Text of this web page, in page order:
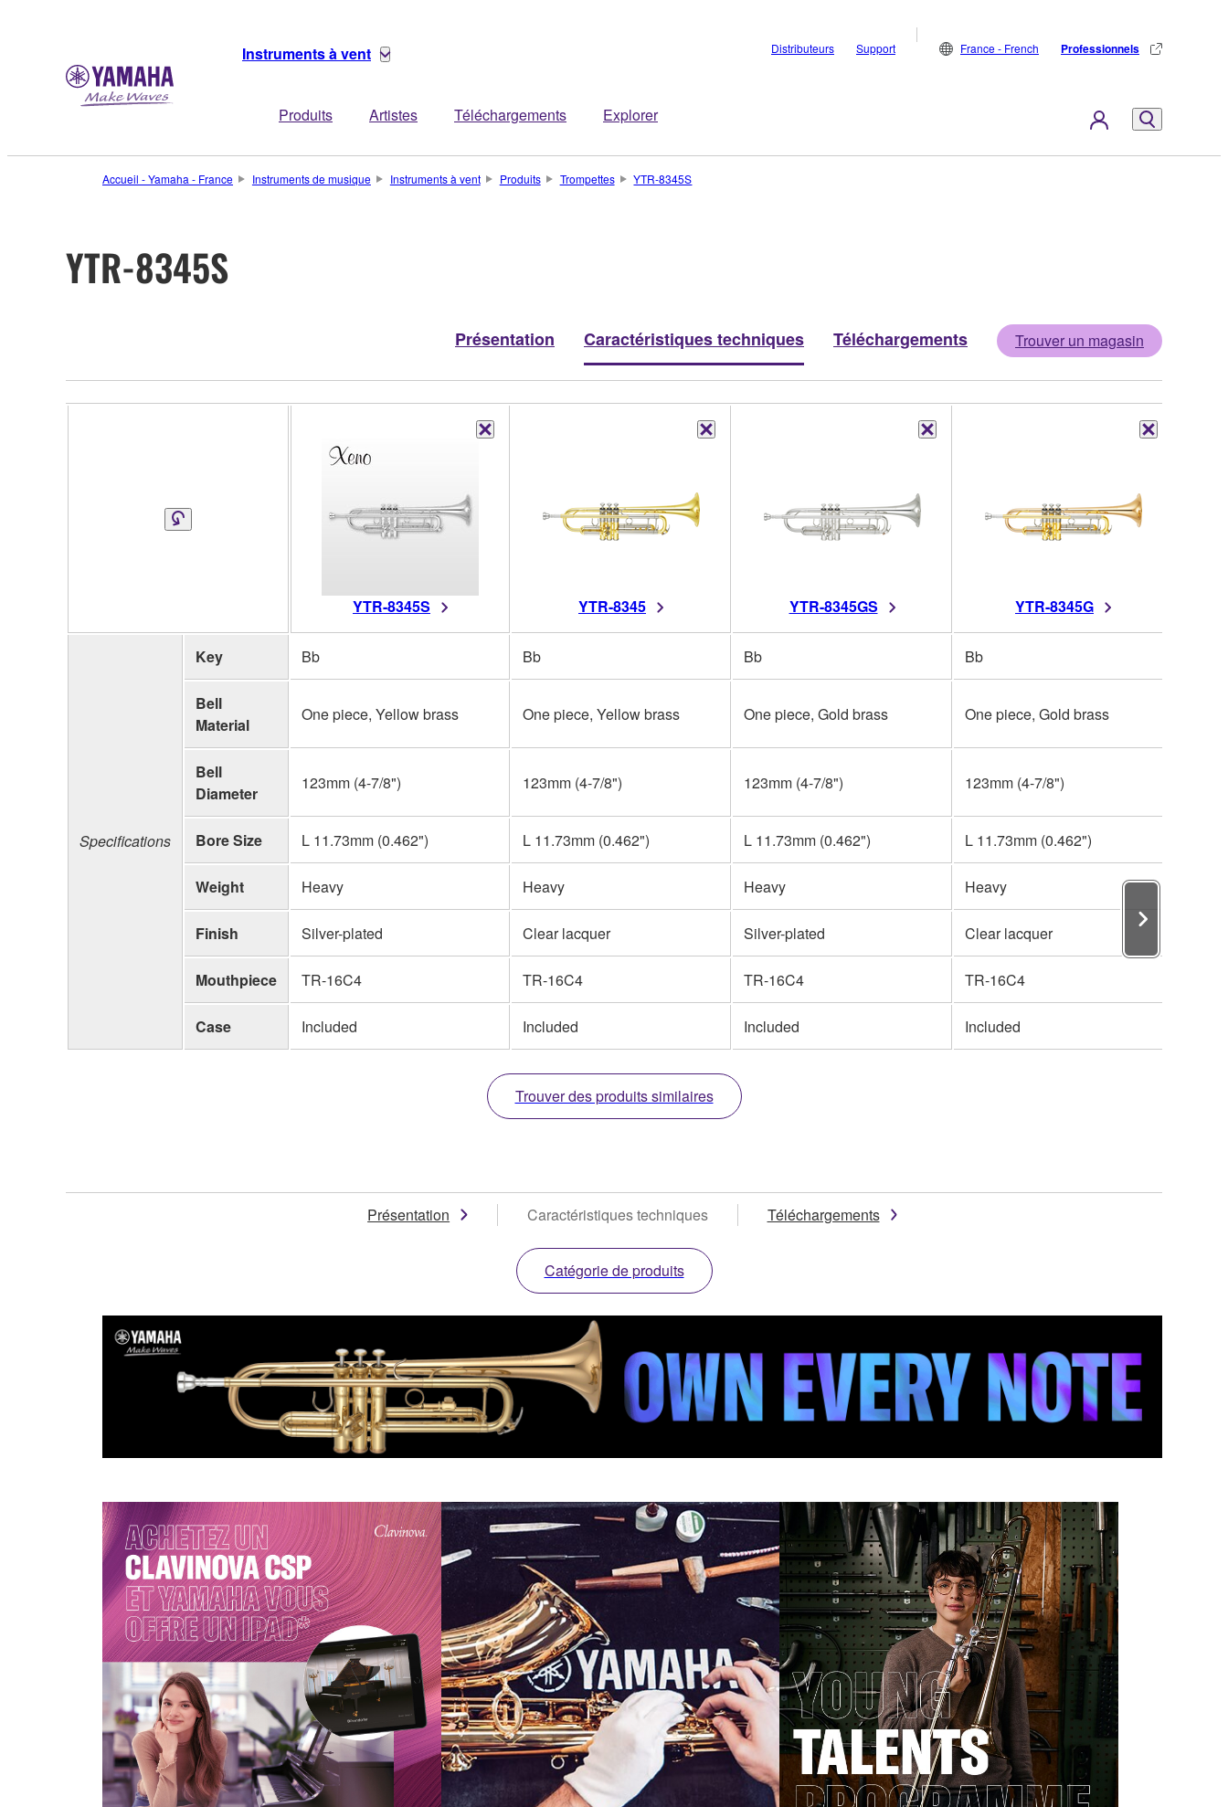
Instruments à vent
Produits Artistes Téléchargements Explorer
Distributeurs Support France - French Professionnels
Accueil - Yamaha - France Instruments de musique Instruments à vent Produits Trompettes YTR-8345S
YTR-8345S
Présentation Caractéristiques techniques Téléchargements Trouver un magasin
YTR-8345S YTR-8345 YTR-8345GS YTR-8345G
Specifications
Key Bb Bb Bb Bb
Bell
Material
One piece, Yellow brass One piece, Yellow brass One piece, Gold brass One piece, Gold brass
Bell
Diameter
123mm (4-7/8") 123mm (4-7/8") 123mm (4-7/8") 123mm (4-7/8")
Bore Size L 11.73mm (0.462") L 11.73mm (0.462") L 11.73mm (0.462") L 11.73mm (0.462")
Weight Heavy Heavy Heavy Heavy
Finish Silver-plated Clear lacquer Silver-plated Clear lacquer
Mouthpiece TR-16C4 TR-16C4 TR-16C4 TR-16C4
Case Included Included Included Included
Trouver des produits similaires
Présentation Caractéristiques techniques Téléchargements
Catégorie de produits